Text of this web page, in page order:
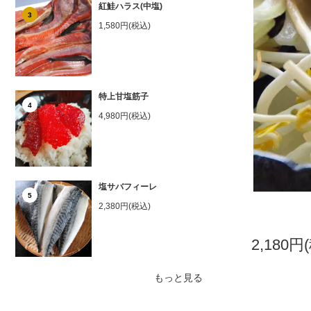
3
紅鮭ハラス(中塩)
1,580円(税込)
4
特上甘塩筋子
4,980円(税込)
5
塩サバフィーレ
2,380円(税込)
もっと見る
2,180円